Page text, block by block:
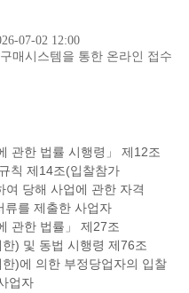
07-02 12:00
매시스템을 통한 온라인 접수
관한 법률 시행령」 제12조
칙 제14조(입찰참가
여 당해 사업에 관한 자격
류를 제출한 사업자
관한 법률」 제27조
) 및 동법 시행령 제76조
)에 의한 부정당업자의 입찰
업자